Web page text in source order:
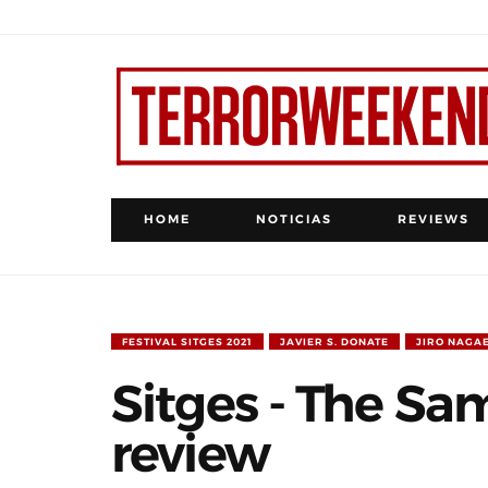
HOME NOTICIAS REVIEWS
FESTIVAL SITGES 2021 JAVIER S. DONATE JIRO NAGAE
Sitges - The
review